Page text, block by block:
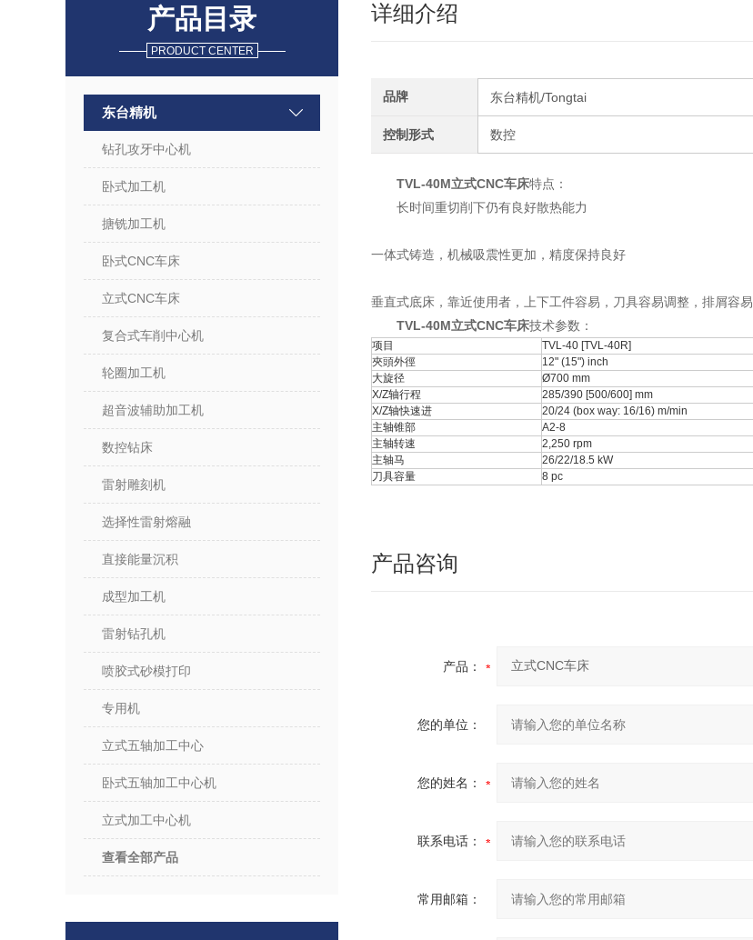
产品目录
PRODUCT CENTER
东台精机
钻孔攻牙中心机
卧式加工机
搪铣加工机
卧式CNC车床
立式CNC车床
复合式车削中心机
轮圈加工机
超音波辅助加工机
数控钻床
雷射雕刻机
选择性雷射熔融
直接能量沉积
成型加工机
雷射钻孔机
喷胶式砂模打印
专用机
立式五轴加工中心
卧式五轴加工中心机
立式加工中心机
查看全部产品
详细介绍
品牌 东台精机/Tongtai
控制形式 数控
TVL-40M立式CNC车床特点：
长时间重切削下仍有良好散热能力
一体式铸造，机械吸震性更加，精度保持良好
垂直式底床，靠近使用者，上下工件容易，刀具容易调整，排屑容易
TVL-40M立式CNC车床技术参数：
项目 TVL-40 [TVL-40R]
夾頭外徑
12" (15") inch
大旋径
Ø700 mm
X/Z轴行程
285/390 [500/600] mm
X/Z轴快速进
20/24 (box way: 16/16) m/min
主轴锥部
A2-8
主轴转速
2,250 rpm
主轴马
26/22/18.5 kW
刀具容量
8 pc
产品咨询
产品：
您的单位：
您的姓名：
联系电话：
常用邮箱：